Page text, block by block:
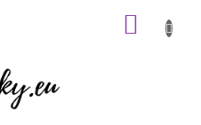
KOŠÍK